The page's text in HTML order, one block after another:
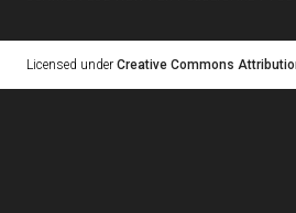
Licensed under Creative Commons